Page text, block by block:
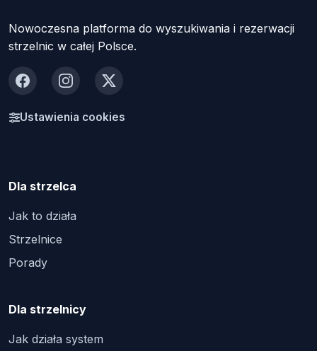
Nowoczesna platforma do wyszukiwania i rezerwacji
strzelnic w całej Polsce.
FacebookInstagram
X
Ustawienia cookies
Dla strzelca
Jak to działa
Strzelnice
Porady
Dla strzelnicy
Jak działa system